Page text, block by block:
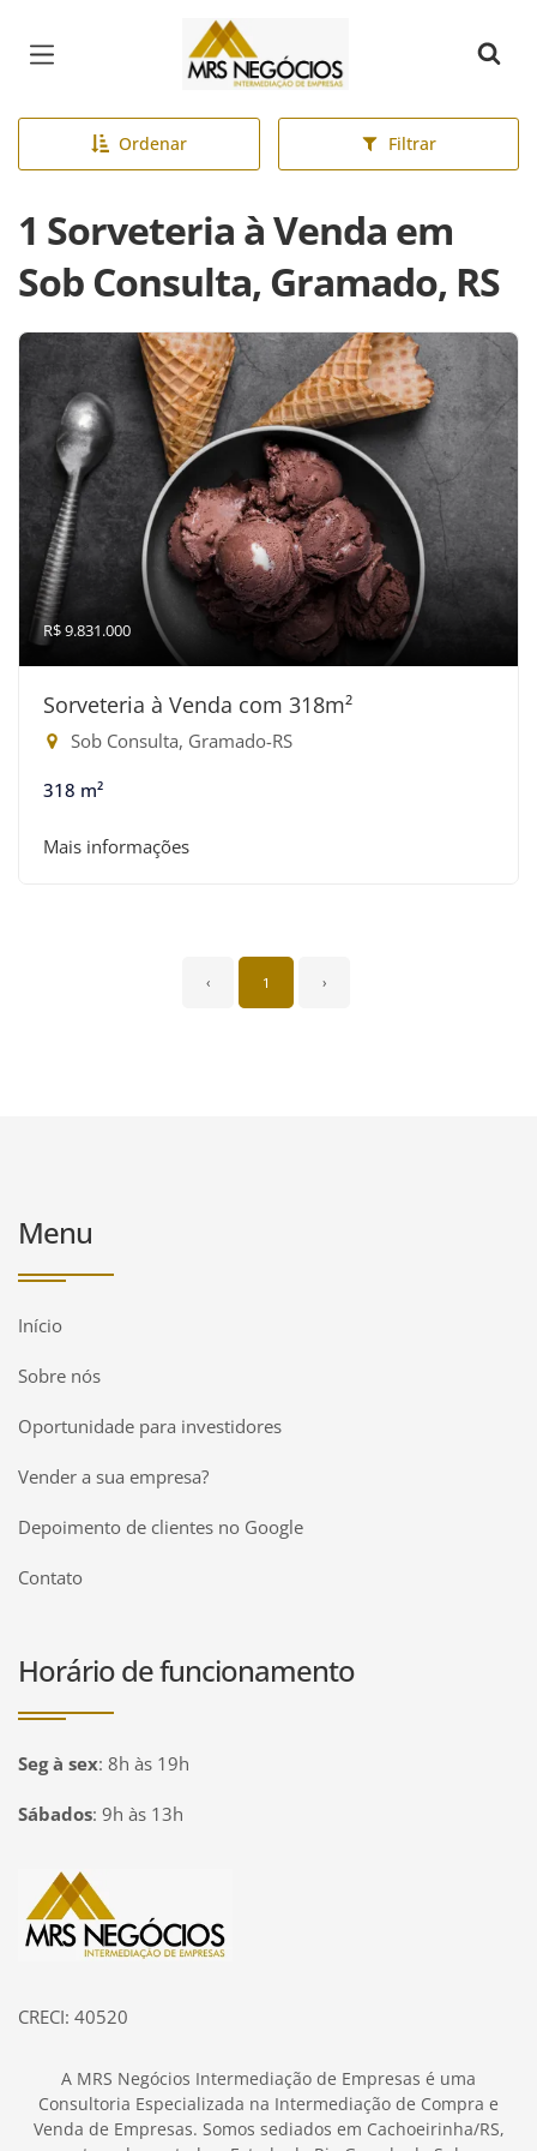
Página inicial
Ordenar Filtrar
1 Sorveteria à Venda em
Sob Consulta, Gramado, RS
R$ 9.831.000
Sorveteria à Venda com 318m²
Sob Consulta, Gramado-RS
318 m²
Mais informações
‹ 1 ›
Menu
Início
Sobre nós
Oportunidade para investidores
Vender a sua empresa?
Depoimento de clientes no Google
Contato
Horário de funcionamento
Seg à sex: 8h às 19h
Sábados: 9h às 13h
Página inicial
CRECI: 40520
A MRS Negócios Intermediação de Empresas é uma
Consultoria Especializada na Intermediação de Compra e
Venda de Empresas. Somos sediados em Cachoeirinha/RS,